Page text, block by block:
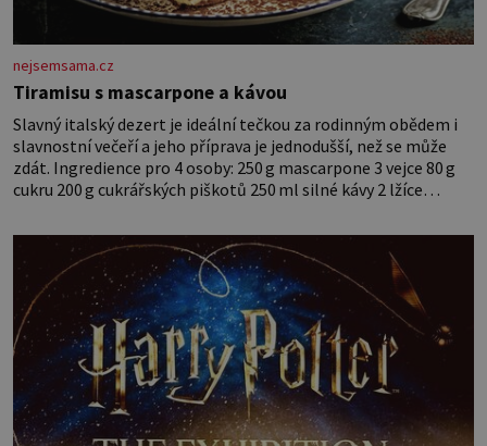
nejsemsama.cz
Tiramisu s mascarpone a kávou
Slavný italský dezert je ideální tečkou za rodinným obědem i
slavnostní večeří a jeho příprava je jednodušší, než se může
zdát. Ingredience pro 4 osoby: 250 g mascarpone 3 vejce 80 g
cukru 200 g cukrářských piškotů 250 ml silné kávy 2 lžíce
Žloutky vyšlehejte s cukrem do světlé pěny a postupně do nich
vmíchejte mascarpone, aby vznikl hladký